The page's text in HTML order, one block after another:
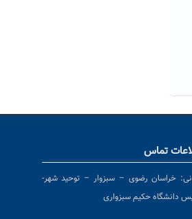
تماس
خراسان رضوی – سبزوار – توحید شهر-
دانشگاه حکیم سبزواری